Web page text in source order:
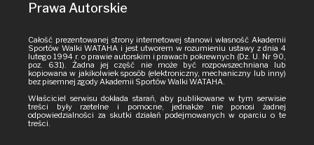
Prawa Autorskie
Całość prezentowanej strony internetowej stanowi własność Akademii
Sportów Walki WATAHA i jest utworem w rozumieniu ustawy z dnia 4
lutego 1994 r. o prawie autorskim i prawach pokrewnych (Dz. U. Nr 90,
poz. 631). Żadna jej część nie może być rozpowszechniana lub
kopiowana w jakikolwiek sposób (elektroniczny, mechaniczny lub inny)
bez pisemnej zgody Akademii Sportów Walki WATAHA.
Właściciel serwisu dokłada starań, aby publikowane w tym serwisie
treści były rzetelne i pomocne, jednakże nie ponosi żadnej
odpowiedzialności za skutki działań podejmowanych w oparciu o te
treści.